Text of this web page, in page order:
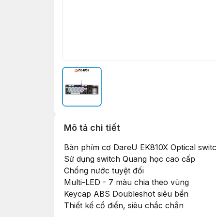
Mô tả chi tiết
Bàn phím cơ DareU EK810X Optical
Sử dụng switch Quang học cao cấp
Chống nước tuyệt đối
Multi-LED - 7 màu chia theo vùng
Keycap ABS Doubleshot siêu bền
Thiết kế cổ điển, siêu chắc chắn